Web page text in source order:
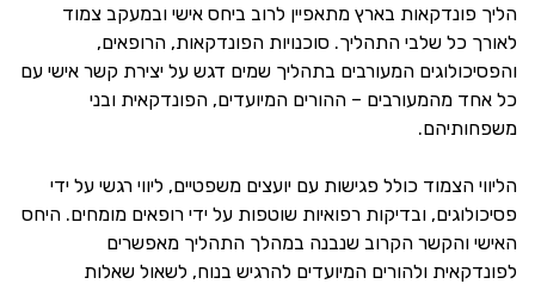
הליך פונדקאות בארץ מתאפיין לרוב ביחס אישי ובמעקב צמוד
לאורך כל שלבי התהליך. סוכנויות הפונדקאות, הרופאים,
והפסיכולוגים המעורבים בתהליך שמים דגש על יצירת קשר אישי עם
כל אחד מהמעורבים – ההורים המיועדים, הפונדקאית ובני
משפחותיהם.
הליווי הצמוד כולל פגישות עם יועצים משפטיים, ליווי רגשי על ידי
פסיכולוגים, ובדיקות רפואיות שוטפות על ידי רופאים מומחים. היחס
האישי והקשר הקרוב שנבנה במהלך התהליך מאפשרים
לפונדקאית ולהורים המיועדים להרגיש בנוח, לשאול שאלות